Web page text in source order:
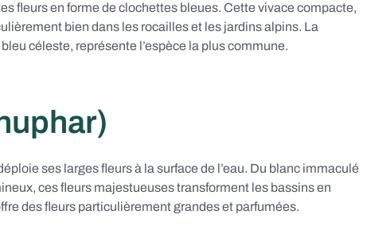
fleurs en forme de clochettes bleues. Cette vivace compacte,
bien dans les rocailles et les jardins alpins. La
céleste, représente l’espèce la plus commune.
ses larges fleurs à la surface de l’eau. Du blanc immaculé
ces fleurs majestueuses transforment les bassins en
des fleurs particulièrement grandes et parfumées.